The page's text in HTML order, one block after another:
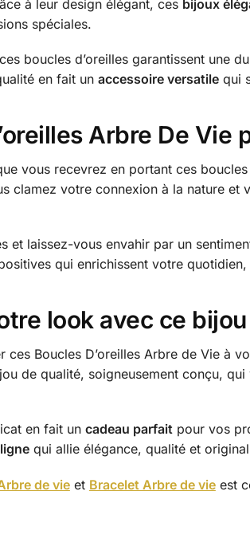
à leur design élégant, ces bijoux
spéciales.
boucles d’oreilles garantissent une
en fait un accessoire versatilequi
Arbre De
vous recevrez en portant ces
clamez votre connexion à la nature
et laissez-vous envahir par un
qui enrichissent votre
look avec ce
ces Boucles D’oreilles Arbre de Vie
de qualité, soigneusement conçu,
en fait un cadeau parfaitpour vos
qui allie élégance, qualité et
de vieet Bracelet Arbre de vieest